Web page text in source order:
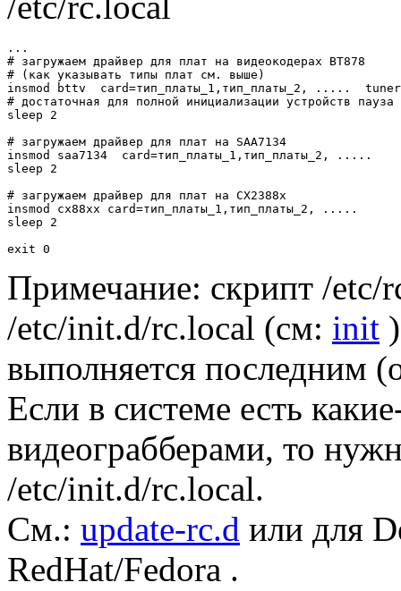
...
# загружаем драйвер для плат на видеокодерах BT878
# (как указывать типы плат см. выше)
insmod bttv  card=тип_платы_1,тип_платы_2, .....
# достаточная для полной инициализации устройств пауза
sleep 2
# загружаем драйвер для плат на SAA7134
insmod saa7134  card=тип_платы_1,тип_платы_2, .....
sleep 2
# загружаем драйвер для плат на CX2388x
insmod cx88xx card=тип_платы_1,тип_платы_2, .....
sleep 2
Примечание: скрипт /etc/
/etc/init.d/rc.local (см: init
выполняется последним
Если в системе есть
видеограбберами, то
/etc/init.d/rc.local.
См.: update-rc.d или для
RedHat/Fedora .